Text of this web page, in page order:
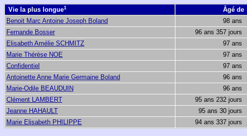
Vie la plus longue1
Âgé de
Benoit Marc Antoine Joseph Boland
98 ans
Fernande Bosser
96 ans 357 jours
Elisabeth Amélie SCHMITZ
97 ans
Marie Thérèse NOE
97 ans
Confidentiel
97 ans
Antoinette Anne Marie Germaine Boland
96 ans
Marie-Odile BEAUDUIN
96 ans
Clément LAMBERT
95 ans 232 jours
Jeanne HAHAULT
95 ans 30 jours
Marie Elisabeth PHILIPPE
94 ans 337 jours
2050
2100
2150
2200
2250
2300
2350
2
2.2